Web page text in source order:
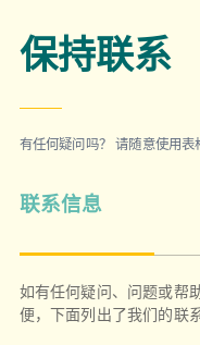
保持联系
有任何疑问吗？ 请随意使用表
联系信息
如有任何疑问、问题或帮
便，下面列出了我们的联